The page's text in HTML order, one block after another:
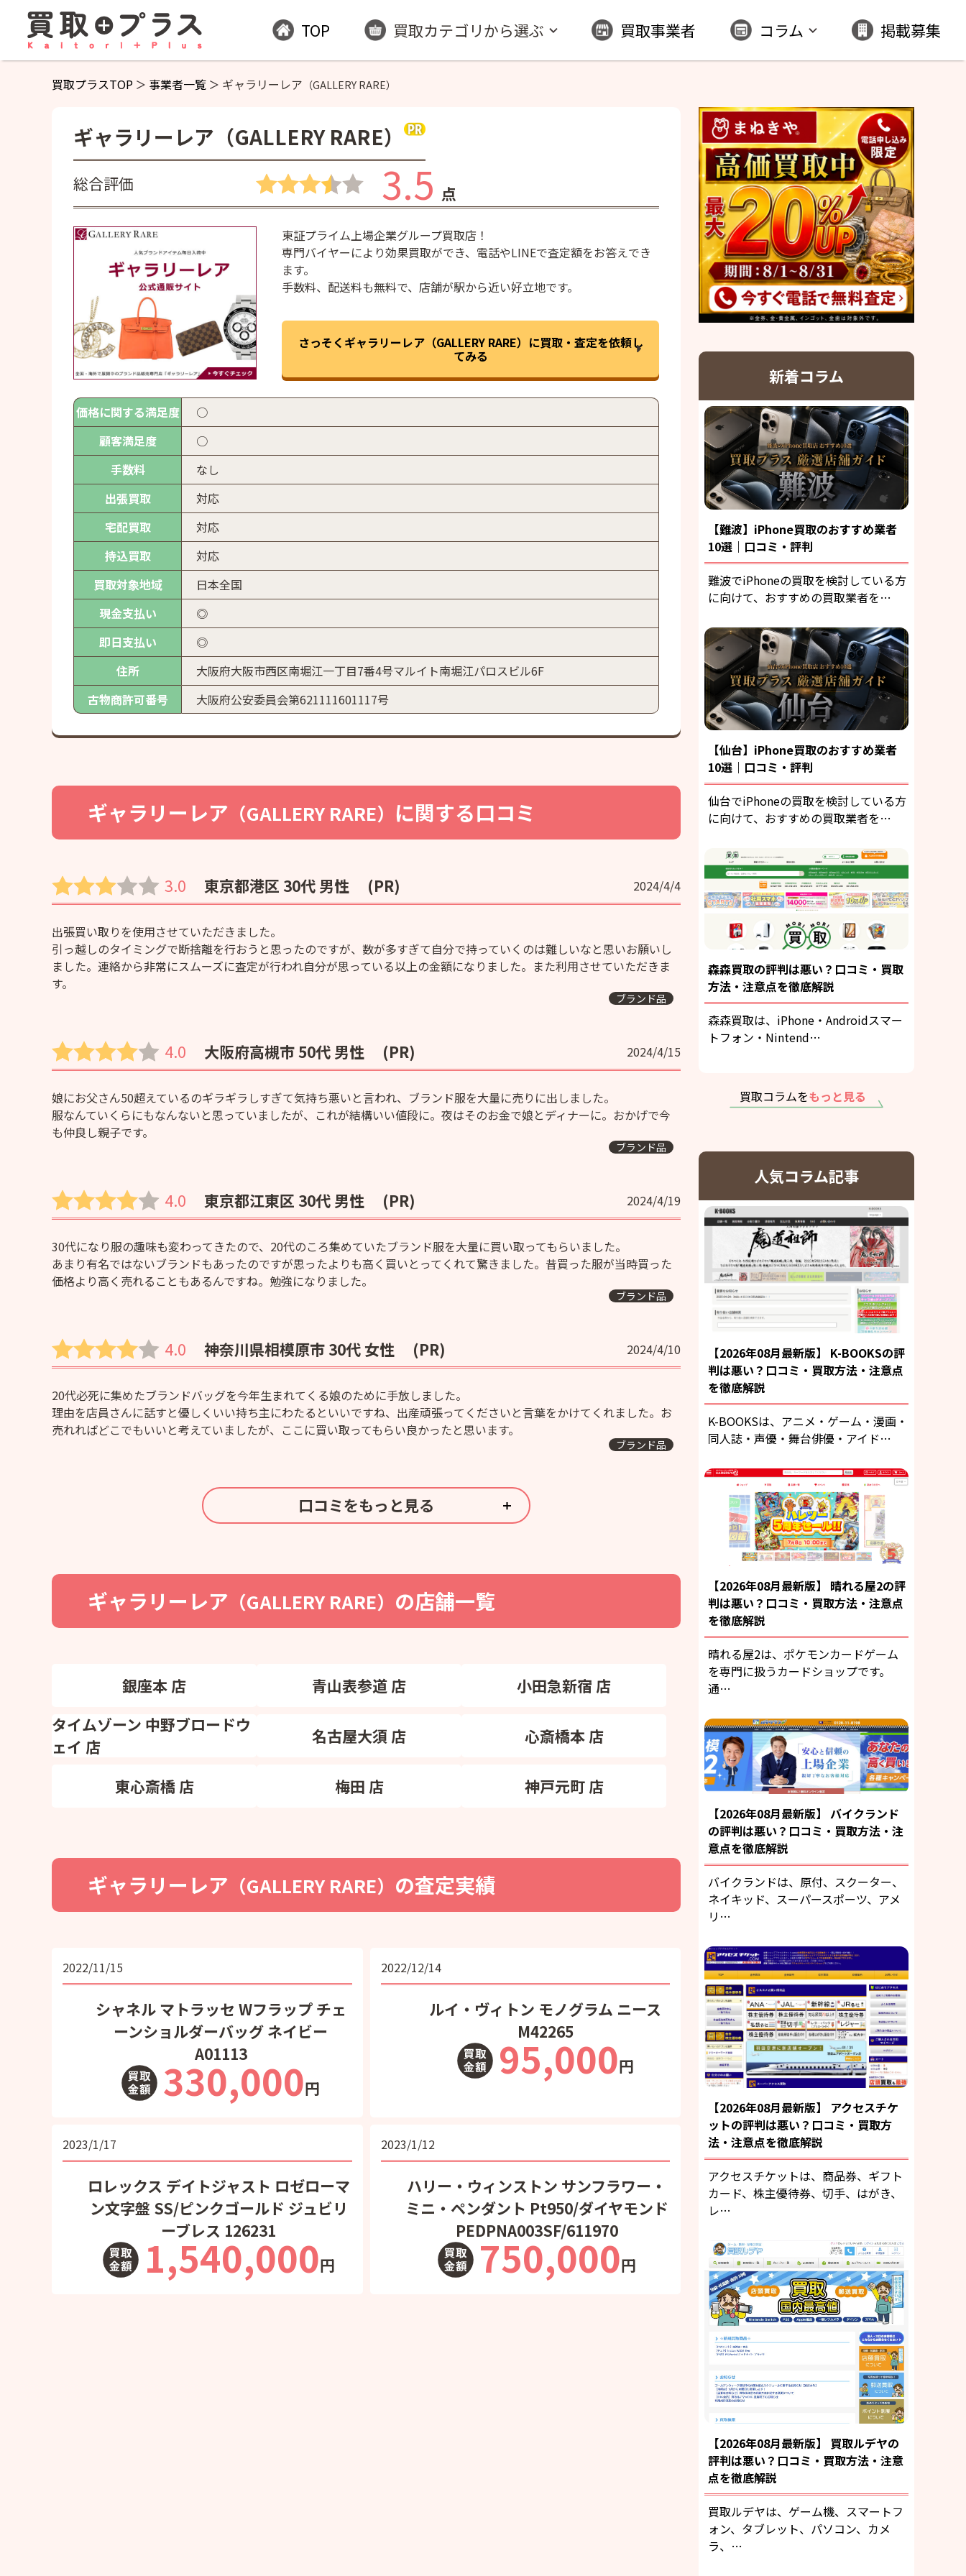
TOP 買取カテゴリから選ぶ 買取事業者 コラム 掲載募集
買取プラスTOP 事業者一覧 ギャラリーレア （GALLERY RARE）
ギャラリーレア （GALLERY RARE）
総合評価 3.5 点
東証プライム上場企業グループ買取店！
専門バイヤーにより効果買取ができ、電話やLINEで査定額をお答えでき
ます。
手数料、配送料も無料で、店舗が駅から近い好立地です。
さっそくギャラリーレア（GALLERY RARE）に買取・査定を依頼し
てみる
価格に関する満足度
○
顧客満足度
○
手数料
なし
出張買取
対応
宅配買取
対応
持込買取
対応
買取対象地域
日本全国
現金支払い
◎
即日支払い
◎
住所
大阪府大阪市西区南堀江一丁目7番4号マルイト南堀江パロスビル6F
古物商許可番号 大阪府公安委員会第621111601117号
ギャラリーレア （GALLERY RARE） に関する口コミ
3.0 東京都港区 30代 男性 (PR) 2024/4/4
出張買い取りを使用させていただきました。
引っ越しのタイミングで断捨離を行おうと思ったのですが、数が多すぎて自分で持っていくのは難しいなと思いお願いし
ました。連絡から非常にスムーズに査定が行われ自分が思っている以上の金額になりました。また利用させていただきま
す。
ブランド品
4.0 大阪府高槻市 50代 男性 (PR) 2024/4/15
娘にお父さん50超えているのギラギラしすぎて気持ち悪いと言われ、ブランド服を大量に売りに出しました。
服なんていくらにもなんないと思っていましたが、これが結構いい値段に。夜はそのお金で娘とディナーに。おかげで今
も仲良し親子です。
ブランド品
4.0 東京都江東区 30代 男性 (PR) 2024/4/19
30代になり服の趣味も変わってきたので、20代のころ集めていたブランド服を大量に買い取ってもらいました。
あまり有名ではないブランドもあったのですが思ったよりも高く買いとってくれて驚きました。昔買った服が当時買った
価格より高く売れることもあるんですね。勉強になりました。
ブランド品
4.0 神奈川県相模原市 30代 女性 (PR) 2024/4/10
20代必死に集めたブランドバッグを今年生まれてくる娘のために手放しました。
理由を店員さんに話すと優しくいい持ち主にわたるといいですね、出産頑張ってくださいと言葉をかけてくれました。お
売れればどこでもいいと考えていましたが、ここに買い取ってもらい良かったと思います。
ブランド品
口コミをもっと見る
ギャラリーレア （GALLERY RARE） の店舗一覧
銀座本 店 青山表参道 店
小田急新宿 店
タイムゾーン 中野ブロードウ
ェイ 店
名古屋大須 店 心斎橋本 店
東心斎橋 店 梅田 店 神戸元町 店
ギャラリーレア （GALLERY RARE） の査定実績
2022/11/15
シャネル マトラッセ Wフラップ チェ
ーンショルダーバッグ ネイビー
A01113
330,000円
2022/12/14
ルイ・ヴィトン モノグラム ニース
M42265
95,000円
2023/1/17
ロレックス デイトジャスト ロゼローマ
ン文字盤 SS/ピンクゴールド ジュビリ
ーブレス 126231
1,540,000円
2023/1/12
ハリー・ウィンストン サンフラワー・
ミニ・ペンダント Pt950/ダイヤモンド
PEDPNA003SF/611970
750,000円
新着コラム
【難波】iPhone買取のおすすめ業者
10選｜口コミ・評判
難波でiPhoneの買取を検討している方
に向けて、おすすめの買取業者を…
【仙台】iPhone買取のおすすめ業者
10選｜口コミ・評判
仙台でiPhoneの買取を検討している方
に向けて、おすすめの買取業者を…
森森買取の評判は悪い？口コミ・買取
方法・注意点を徹底解説
森森買取は、iPhone・Androidスマー
トフォン・Nintend…
買取コラムをもっと見る
人気コラム記事
【2026年08月最新版】 K-BOOKSの評
判は悪い？口コミ・買取方法・注意点
を徹底解説
K-BOOKSは、アニメ・ゲーム・漫画・
同人誌・声優・舞台俳優・アイド…
【2026年08月最新版】 晴れる屋2の評
判は悪い？口コミ・買取方法・注意点
を徹底解説
晴れる屋2は、ポケモンカードゲーム
を専門に扱うカードショップです。
通…
【2026年08月最新版】 バイクランド
の評判は悪い？口コミ・買取方法・注
意点を徹底解説
バイクランドは、原付、スクーター、
ネイキッド、スーパースポーツ、アメ
リ…
【2026年08月最新版】 アクセスチケ
ットの評判は悪い？口コミ・買取方
法・注意点を徹底解説
アクセスチケットは、商品券、ギフト
カード、株主優待券、切手、はがき、
レ…
【2026年08月最新版】 買取ルデヤの
評判は悪い？口コミ・買取方法・注意
点を徹底解説
買取ルデヤは、ゲーム機、スマートフ
ォン、タブレット、パソコン、カメ
ラ、…